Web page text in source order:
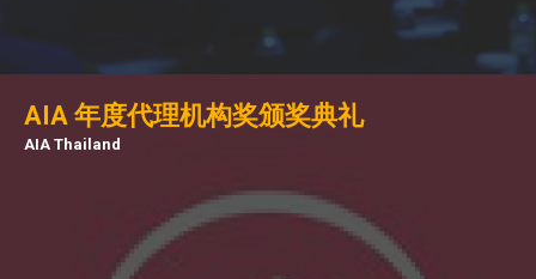
AIA 年度代理机构奖颁奖典礼
AIA Thailand